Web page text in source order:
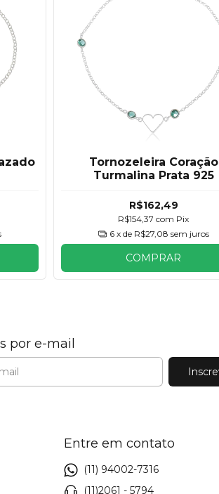
Tornozeleira Coração
Turmalina Prata 925
R$162,49
R$154,37 com Pix
6 x de R$27,08 sem juros
COMPRAR
por e-mail
Entre em contato
(11) 94002-7316
(11)2061 - 5794